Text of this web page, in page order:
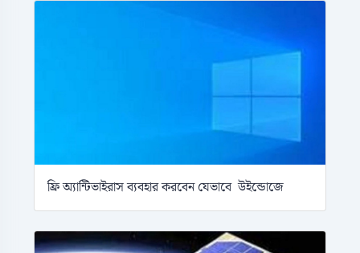
ফ্রি অ্যান্টিভাইরাস ব্যবহার করবেন যেভাবে উইন্ডোজে